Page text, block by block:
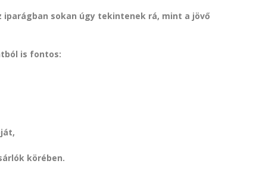
iparágban sokan úgy tekintenek rá, mint a jövő
is fontos:
körében.